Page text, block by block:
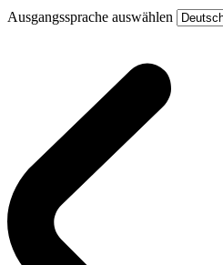
Ausgangssprache auswählen